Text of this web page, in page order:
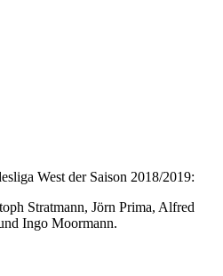
West der Saison 2018/2019:
Stratmann, Jörn Prima, Alfred
Ingo Moormann.